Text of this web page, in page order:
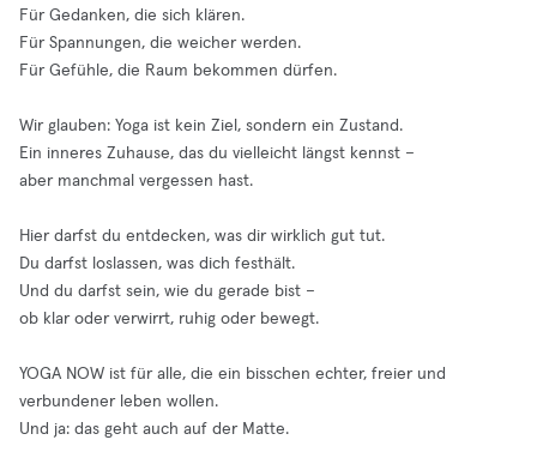
Für Gedanken, die sich klären.
Für Spannungen, die weicher werden.
Für Gefühle, die Raum bekommen dürfen.
Wir glauben: Yoga ist kein Ziel, sondern ein Zustand.
Ein inneres Zuhause, das du vielleicht längst kennst –
aber manchmal vergessen hast.
Hier darfst du entdecken, was dir wirklich gut tut.
Du darfst loslassen, was dich festhält.
Und du darfst sein, wie du gerade bist –
ob klar oder verwirrt, ruhig oder bewegt.
YOGA NOW ist für alle, die ein bisschen echter, freier und
verbundener leben wollen.
Und ja: das geht auch auf der Matte.